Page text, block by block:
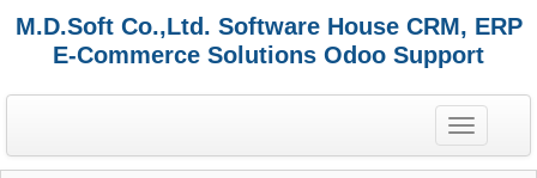
M.D.Soft Co.,Ltd. Software House CRM, ERP
E-Commerce Solutions Odoo Support
T
o
g